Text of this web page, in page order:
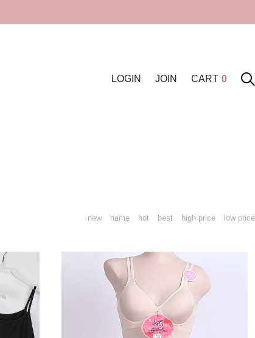
LOGIN JOIN CART 0
new name hot best high price low price